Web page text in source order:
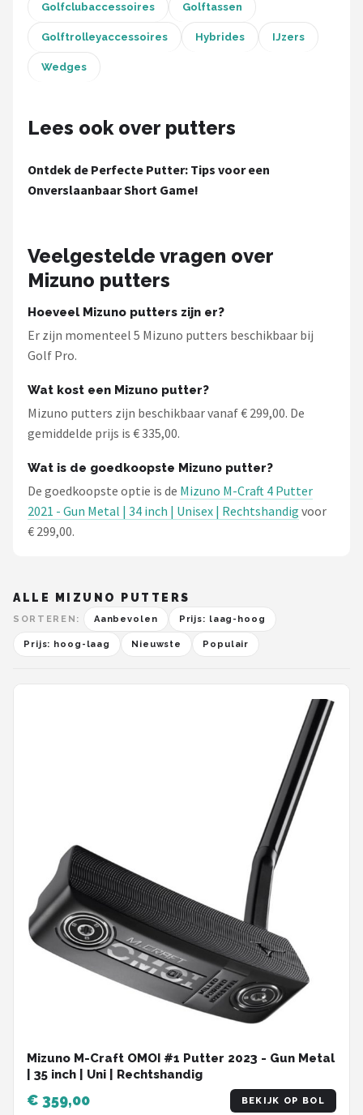
Golfclubaccessoires Golftassen
Golftrolleyaccessoires Hybrides IJzers
Wedges
Lees ook over putters
Ontdek de Perfecte Putter: Tips voor een
Onverslaanbaar Short Game!
Veelgestelde vragen over
Mizuno putters
Hoeveel Mizuno putters zijn er?
Er zijn momenteel 5 Mizuno putters beschikbaar bij
Golf Pro.
Wat kost een Mizuno putter?
Mizuno putters zijn beschikbaar vanaf € 299,00. De
gemiddelde prijs is € 335,00.
Wat is de goedkoopste Mizuno putter?
De goedkoopste optie is de Mizuno M-Craft 4 Putter
2021 - Gun Metal | 34 inch | Unisex | Rechtshandig voor
€ 299,00.
ALLE MIZUNO PUTTERS
SORTEREN: Aanbevolen Prijs: laag-hoog
Prijs: hoog-laag Nieuwste Populair
Mizuno M-Craft OMOI #1 Putter 2023 - Gun Metal
| 35 inch | Uni | Rechtshandig
€ 359,00 BEKIJK OP BOL